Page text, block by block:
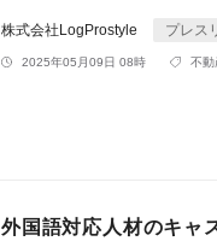
株式会社LogProstyle プレス
2025年05月09日 08時 不動
外国語対応人材のキャ